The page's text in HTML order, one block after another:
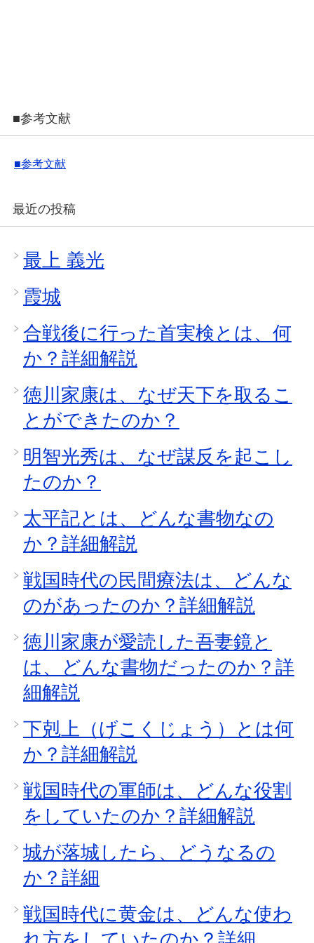
■参考文献
■参考文献
最近の投稿
最上 義光
霞城
合戦後に行った首実検とは、何
か？詳細解説
徳川家康は、なぜ天下を取るこ
とができたのか？
明智光秀は、なぜ謀反を起こし
たのか？
太平記とは、どんな書物なの
か？詳細解説
戦国時代の民間療法は、どんな
のがあったのか？詳細解説
徳川家康が愛読した吾妻鏡と
は、どんな書物だったのか？詳
細解説
下剋上（げこくじょう）とは何
か？詳細解説
戦国時代の軍師は、どんな役割
をしていたのか？詳細解説
城が落城したら、どうなるの
か？詳細
戦国時代に黄金は、どんな使わ